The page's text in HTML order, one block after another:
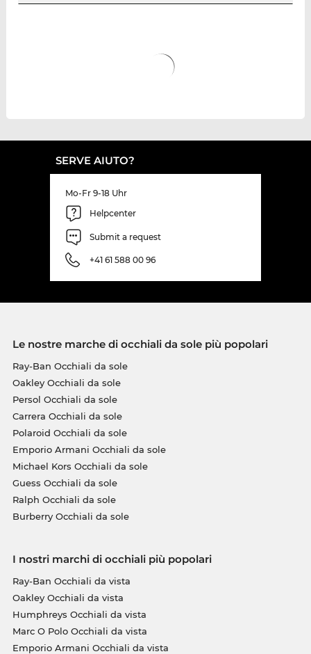
SERVE AIUTO?
Mo-Fr 9-18 Uhr
Helpcenter
Submit a request
+41 61 588 00 96
Le nostre marche di occhiali da sole più popolari
Ray-Ban Occhiali da sole
Oakley Occhiali da sole
Persol Occhiali da sole
Carrera Occhiali da sole
Polaroid Occhiali da sole
Emporio Armani Occhiali da sole
Michael Kors Occhiali da sole
Guess Occhiali da sole
Ralph Occhiali da sole
Burberry Occhiali da sole
I nostri marchi di occhiali più popolari
Ray-Ban Occhiali da vista
Oakley Occhiali da vista
Humphreys Occhiali da vista
Marc O Polo Occhiali da vista
Emporio Armani Occhiali da vista